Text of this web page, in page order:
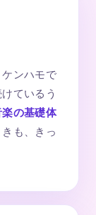
ンハモで
ているう
の基礎体
も、きっ